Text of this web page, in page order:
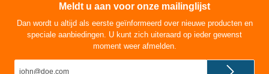
Meldt u aan voor onze mailinglijst
Dan wordt u altijd als eerste geïnformeerd over nieuwe producten en
speciale aanbiedingen. U kunt zich uiteraard op ieder gewenst
moment weer afmelden.